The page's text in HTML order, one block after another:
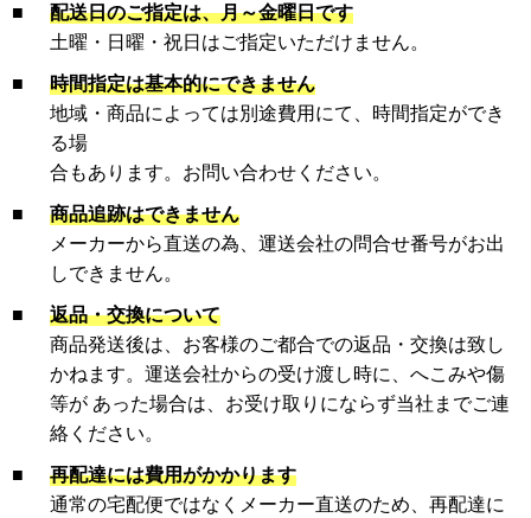
■
配送日のご指定は、月～金曜日です
土曜・日曜・祝日はご指定いただけません。
■
時間指定は基本的にできません
地域・商品によっては別途費用にて、時間指定ができ
る場
合もあります。お問い合わせください。
■
商品追跡はできません
メーカーから直送の為、運送会社の問合せ番号がお出
しできません。
■
返品・交換について
商品発送後は、お客様のご都合での返品・交換は致し
かねます。運送会社からの受け渡し時に、へこみや傷
等が あった場合は、お受け取りにならず当社までご連
絡ください。
■
再配達には費用がかかります
通常の宅配便ではなくメーカー直送のため、再配達に